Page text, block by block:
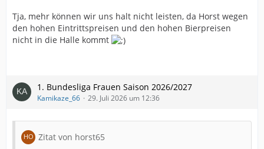
Tja, mehr können wir uns halt nicht leisten, da Horst wegen
den hohen Eintrittspreisen und den hohen Bierpreisen
nicht in die Halle kommt
1. Bundesliga Frauen Saison 2026/2027
Kamikaze_66 29. Juli 2026 um 12:36
Zitat von horst65